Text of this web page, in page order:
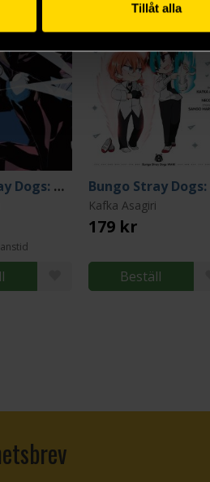
Tillåt alla
Bungo Stray Dogs: Dazai, Chuuya, Age Fifteen, Vol. 4
Kafka Asagiri
179 kr
Beställ